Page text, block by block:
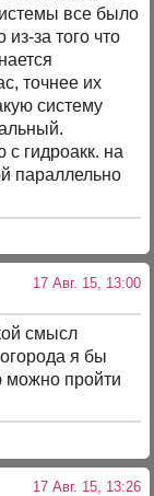
все было
за того что
точнее их
систему
гидроакк. на
параллельно
17 Авг. 15, 13:00
смысл
я бы
можно пройти
17 Авг. 15, 13:26